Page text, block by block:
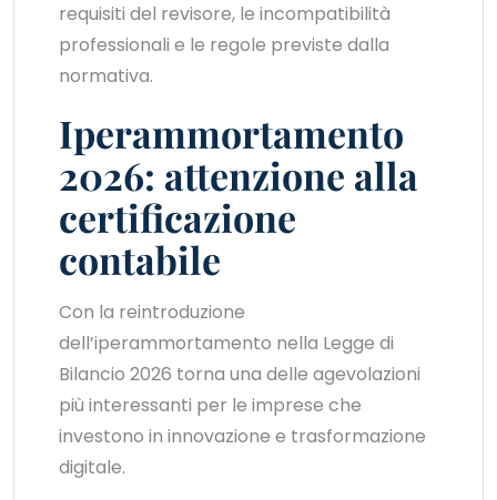
requisiti del revisore, le incompatibilità
professionali e le regole previste dalla
normativa.
Iperammortamento
2026: attenzione alla
certificazione
contabile
Con la reintroduzione
dell’iperammortamento nella Legge di
Bilancio 2026 torna una delle agevolazioni
più interessanti per le imprese che
investono in innovazione e trasformazione
digitale.